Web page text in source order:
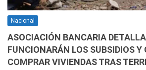
Nacional
ASOCIACIÓN BANCARIA
FUNCIONARÁN LOS SUBSIDIOS Y
COMPRAR VIVIENDAS TRAS